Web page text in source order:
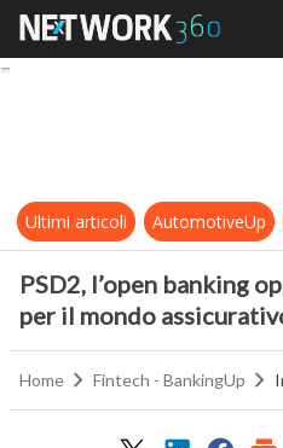
Ultimi articoli AutomotiveUp
PSD2, l’open banking
per il mondo
Home Fintech - BankingUp